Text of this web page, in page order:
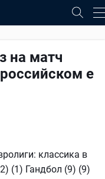
на матч
е
классика в
(1) Гандбол (9) (9)